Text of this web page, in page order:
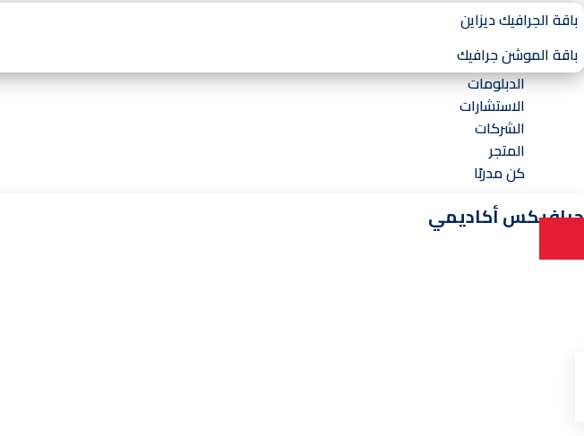
باقة الجرافيك ديزاين
باقة الموشن جرافيك
الدبلومات
الاستشارات
الشركات
المتجر
كن مدربًا
جرافيكس أكاديمي